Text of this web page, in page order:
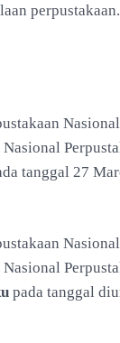
perpustakaan.
tanggal 27
pada tanggal